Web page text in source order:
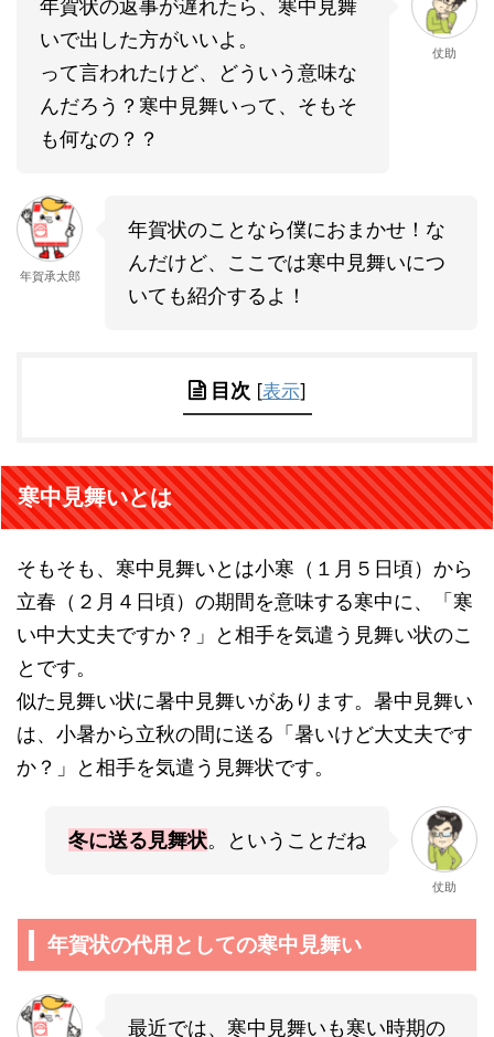
年賀状の返事が遅れたら、寒中見舞
いで出した方がいいよ。
って言われたけど、どういう意味な
んだろう？寒中見舞いって、そもそ
も何なの？？
仗助
年賀承太郎
年賀状のことなら僕におまかせ！な
んだけど、ここでは寒中見舞いにつ
いても紹介するよ！
目次 [表示]
寒中見舞いとは
そもそも、寒中見舞いとは小寒（１月５日頃）から
立春（２月４日頃）の期間を意味する寒中に、「寒
い中大丈夫ですか？」と相手を気遣う見舞い状のこ
とです。
似た見舞い状に暑中見舞いがあります。暑中見舞い
は、小暑から立秋の間に送る「暑いけど大丈夫です
か？」と相手を気遣う見舞状です。
冬に送る見舞状。ということだね
仗助
年賀状の代用としての寒中見舞い
最近では、寒中見舞いも寒い時期の